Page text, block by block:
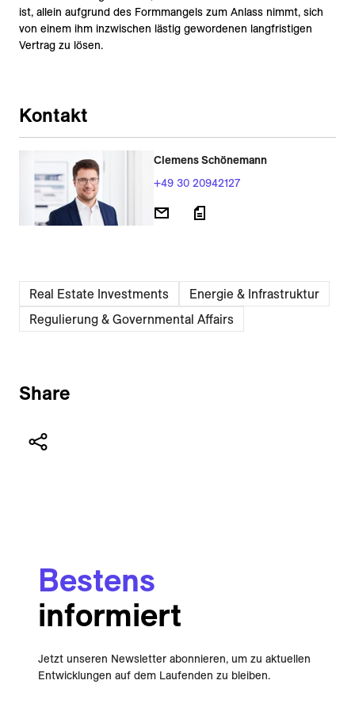
ist, allein aufgrund des Formmangels zum Anlass nimmt, sich
von einem ihm inzwischen lästig gewordenen langfristigen
Vertrag zu lösen.
Kontakt
Clemens Schönemann
+49 30 20942127
Real Estate Investments
Energie & Infrastruktur
Regulierung & Governmental Affairs
Share
Bestens
informiert
Jetzt unseren Newsletter abonnieren, um zu aktuellen
Entwicklungen auf dem Laufenden zu bleiben.